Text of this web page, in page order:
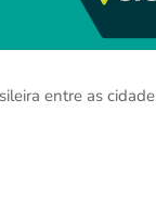
entre as